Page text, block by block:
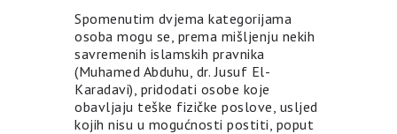
Spomenutim dvjema kategorijama
osoba mogu se, prema mišljenju nekih
savremenih islamskih pravnika
(Muhamed Abduhu, dr. Jusuf El-
Karadavi), pridodati osobe koje
obavljaju teške fizičke poslove, usljed
kojih nisu u mogućnosti postiti, poput